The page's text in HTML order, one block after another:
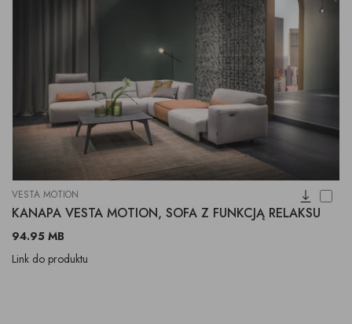
VESTA MOTION
KANAPA VESTA MOTION, SOFA Z FUNKCJĄ RELAKSU
94.95 MB
Link do produktu